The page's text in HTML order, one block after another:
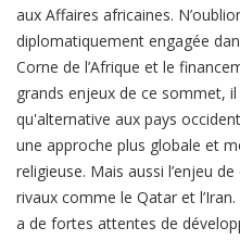
aux Affaires africaines.
diplomatiquement engagée
Corne de l’Afrique et le
grands enjeux de ce sommet,
qu'alternative aux pays
une approche plus globale et
religieuse. Mais aussi l’enjeu
rivaux comme le Qatar et
a de fortes attentes de